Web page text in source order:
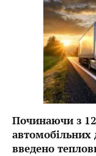
Починаючи з
введено